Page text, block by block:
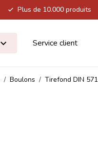
Plus de 10.000 produits
Service client
/ Boulons / Tirefond DIN 571